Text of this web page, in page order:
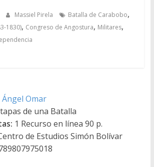
Massiel Pirela Batalla de Carabobo,
1830), Congreso de Angostura, Militares,
Ángel Omar
de una Batalla
1 Recurso en línea 90 p.
de Estudios Simón Bolívar